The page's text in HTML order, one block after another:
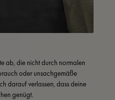
ab, die nicht durch normalen
oder unsachgemäße
darauf verlassen, dass deine
genügt.